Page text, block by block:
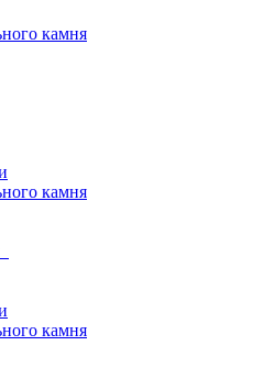
камня
камня
камня